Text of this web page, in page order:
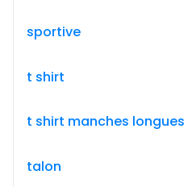
sportive
t shirt
t shirt manches longues
talon